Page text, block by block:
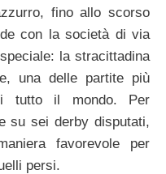
fino allo scorso
con la società di via
la stracittadina
una delle partite più
tutto il mondo. Per
su sei derby disputati,
favorevole per
persi.